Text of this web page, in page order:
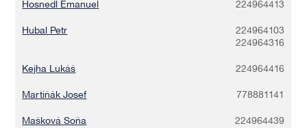
Hosnedl Emanuel 224964413
Hubal Petr
224964103
224964316
Kejha Lukáš 224964416
Martiňák Josef 778881141
Mašková Soňa 224964439